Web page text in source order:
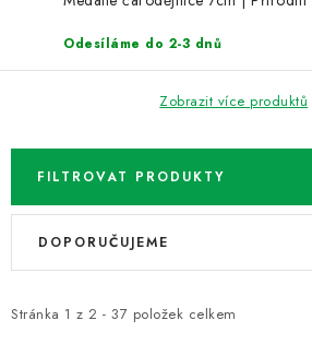
Odesíláme do 2-3 dnů
Zobrazit více produktů
FILTROVAT PRODUKTY
V
i
Stránka 1 z 2 - 37 položek celkem
Ř
e
DOPORUČUJEME